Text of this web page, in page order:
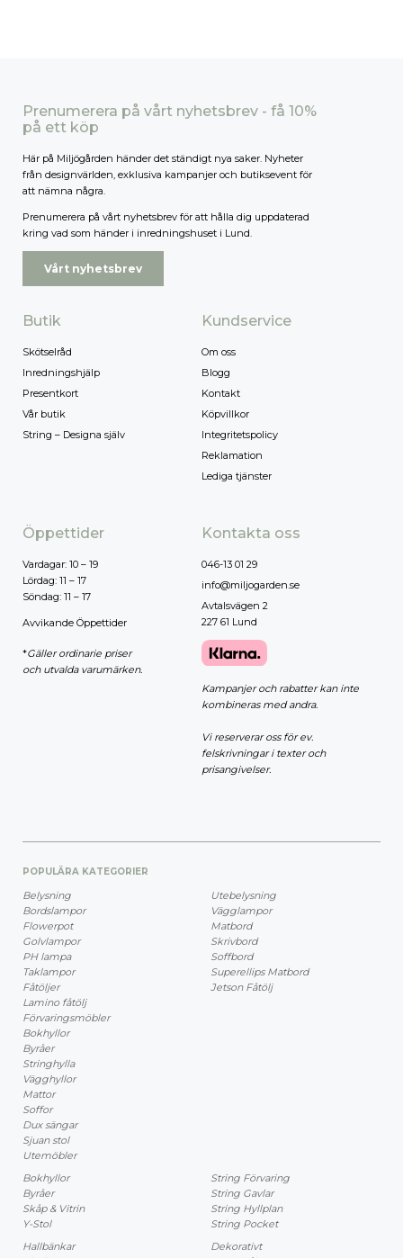
Prenumerera på vårt nyhetsbrev - få 10%
på ett köp
Här på Miljögården händer det ständigt nya saker. Nyheter
från designvärlden, exklusiva kampanjer och butiksevent för
att nämna några.
Prenumerera på vårt nyhetsbrev för att hålla dig uppdaterad
kring vad som händer i inredningshuset i Lund.
Vårt nyhetsbrev
Butik
Skötselråd
Inredningshjälp
Presentkort
Vår butik
String – Designa själv
Kundservice
Om oss
Blogg
Kontakt
Köpvillkor
Integritetspolicy
Reklamation
Lediga tjänster
Öppettider
Vardagar: 10 – 19
Lördag: 11 – 17
Söndag: 11 – 17
Avvikande Öppettider
*Gäller ordinarie priser
och utvalda varumärken.
Kontakta oss
046-13 01 29
info@miljogarden.se
Avtalsvägen 2
227 61 Lund
Kampanjer och rabatter kan inte
kombineras med andra.
Vi reserverar oss för ev.
felskrivningar i texter och
prisangivelser.
POPULÄRA KATEGORIER
Belysning
Bordslampor
Flowerpot
Golvlampor
PH lampa
Taklampor
Fåtöljer
Lamino fåtölj
Förvaringsmöbler
Bokhyllor
Byråer
Stringhylla
Vägghyllor
Mattor
Soffor
Dux sängar
Sjuan stol
Utemöbler
Utebelysning
Vägglampor
Matbord
Skrivbord
Soffbord
Superellips Matbord
Jetson Fåtölj
Bokhyllor
Byråer
Skåp & Vitrin
Y-Stol
String Förvaring
String Gavlar
String Hyllplan
String Pocket
Hallbänkar
Dekorativt